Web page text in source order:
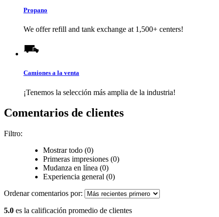
Propano
We offer refill and tank exchange at 1,500+ centers!
Camiones a la venta
¡Tenemos la selección más amplia de la industria!
Comentarios de clientes
Filtro:
Mostrar todo (0)
Primeras impresiones (0)
Mudanza en línea (0)
Experiencia general (0)
Ordenar comentarios por:
5.0 es la calificación promedio de clientes